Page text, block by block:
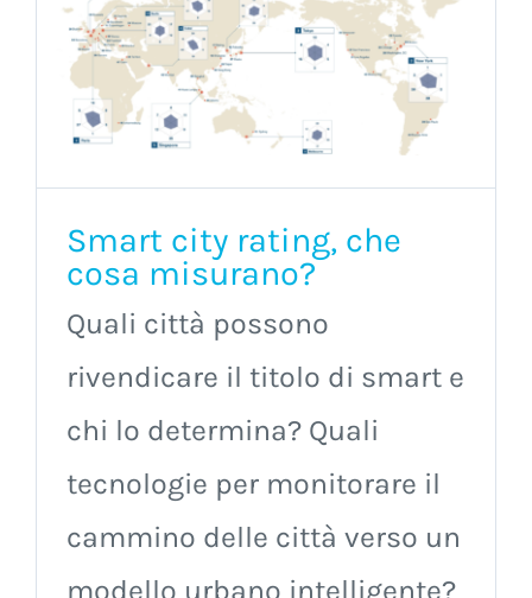
Smart city rating, che
cosa misurano?
Quali città possono
rivendicare il titolo di smart e
chi lo determina? Quali
tecnologie per monitorare il
cammino delle città verso un
modello urbano intelligente?